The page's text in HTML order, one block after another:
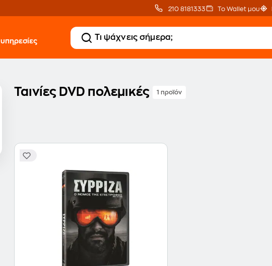
210 8181333 Το Wallet μου
υπηρεσίες
Ταινίες DVD πολεμικές 1 προϊόν